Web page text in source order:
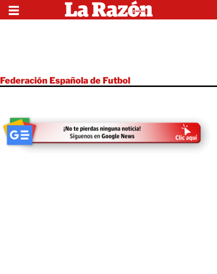
Federación Española de Futbol